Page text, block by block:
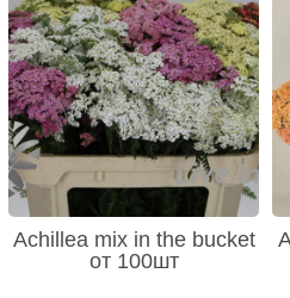
Achillea mix in the bucket
от 100шт